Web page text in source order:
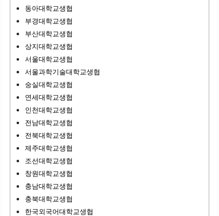
동아대학교생협
부경대학교생협
부산대학교생협
상지대학교생협
서울대학교생협
서울과학기술대학교생협
숭실대학교생협
연세대학교생협
인천대학교생협
전남대학교생협
전북대학교생협
제주대학교생협
조선대학교생협
창원대학교생협
충남대학교생협
충북대학교생협
한국외국어대학교생협